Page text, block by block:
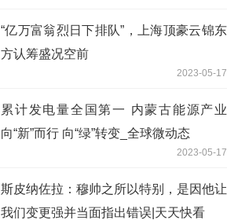
“亿万富翁烈日下排队”，上海顶豪云锦东
方认筹盛况空前
2023-05-17
累计发电量全国第一 内蒙古能源产业
向“新”而行 向“绿”转变_全球微动态
2023-05-17
斯皮纳佐拉：穆帅之所以特别，是因他让
我们变更强并当面指出错误|天天快看